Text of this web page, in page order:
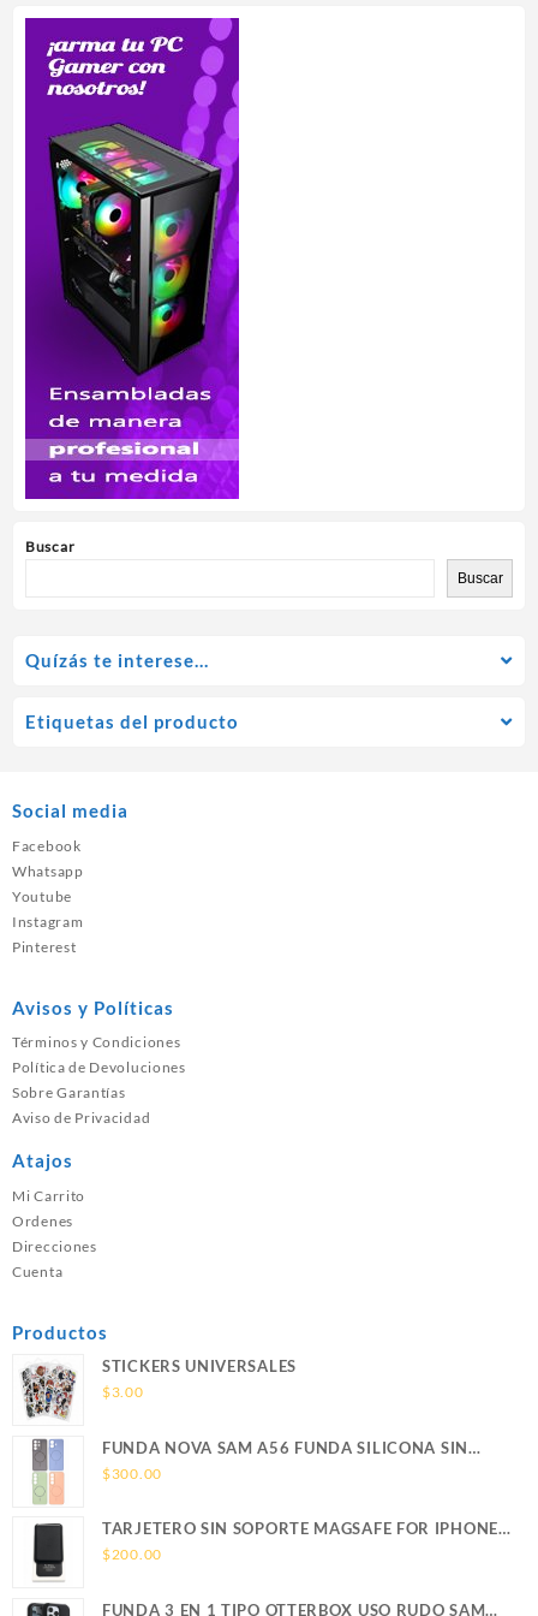
Buscar
Buscar
Quízás te interese…
Etiquetas del producto
Social media
Facebook
Whatsapp
Youtube
Instagram
Pinterest
Avisos y Políticas
Términos y Condiciones
Política de Devoluciones
Sobre Garantías
Aviso de Privacidad
Atajos
Mi Carrito
Ordenes
Direcciones
Cuenta
Productos
STICKERS UNIVERSALES
$3.00
FUNDA NOVA SAM A56 FUNDA SILICONA SIN
SOPORTE MAGNETICO SAMSUNG
$300.00
TARJETERO SIN SOPORTE MAGSAFE FOR IPHONE
LEATHER WALLET MAGSAFE
$200.00
FUNDA 3 EN 1 TIPO OTTERBOX USO RUDO SAM